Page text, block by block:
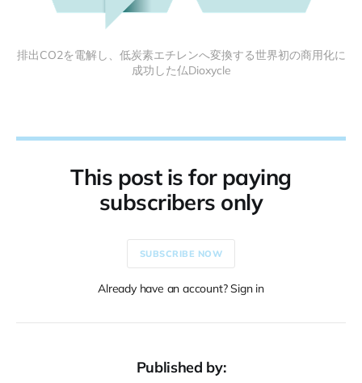
排出CO2を電解し、低炭素エチレンへ変換する世界初の商用化に
成功した仏Dioxycle
This post is for paying
subscribers only
SUBSCRIBE NOW
Already have an account? Sign in
Published by: